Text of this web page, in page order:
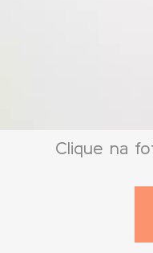
Clique na